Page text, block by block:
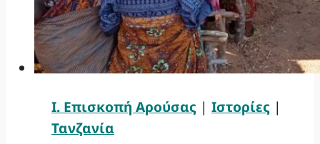
Ι. Επισκοπή Αρούσας | Ιστορίες |
Τανζανία